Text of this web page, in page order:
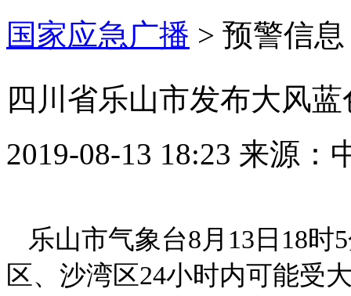
国家应急广播 > 预警信息
四川省乐山市发布大风
2019-08-13 18:23 来源：
乐山市气象台8月13日18
区、沙湾区24小时内可能受